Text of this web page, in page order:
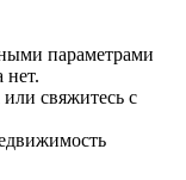
параметрами
нет.
свяжитесь с